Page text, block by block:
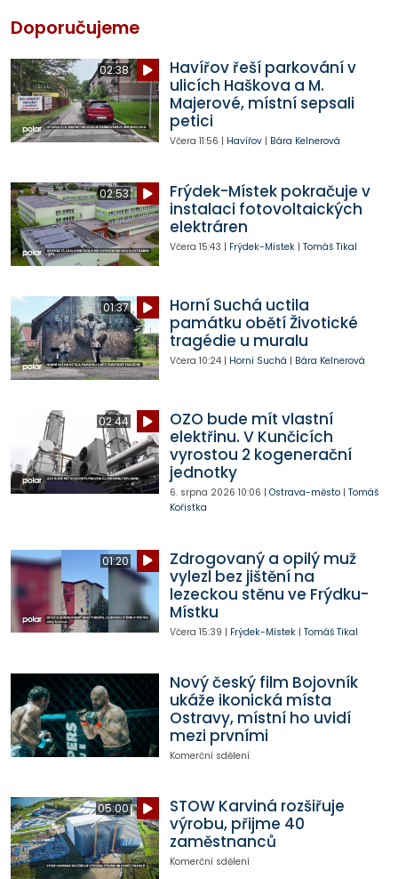
Doporučujeme
02:38
Havířov řeší parkování v
ulicích Haškova a M.
Majerové, místní sepsali
petici
Včera 11:56 | Havířov| Bára Kelnerová
02:53
Frýdek-Místek pokračuje v
instalaci fotovoltaických
elektráren
Včera 15:43 | Frýdek-Místek| Tomáš Tikal
01:37
Horní Suchá uctila
památku obětí Životické
tragédie u muralu
Včera 10:24| Horní Suchá | Bára Kelnerová
02:44
OZO bude mít vlastní
elektřinu. V Kunčicích
vyrostou 2 kogenerační
jednotky
6. srpna 2026 10:06 | Ostrava-město| Tomáš
Kořistka
01:20
Zdrogovaný a opilý muž
vylezl bez jištění na
lezeckou stěnu ve Frýdku-
Místku
Včera 15:39 | Frýdek-Místek| Tomáš Tikal
Nový český film Bojovník
ukáže ikonická místa
Ostravy, místní ho uvidí
mezi prvními
Komerční sdělení
05:00
STOW Karviná rozšiřuje
výrobu, přijme 40
zaměstnanců
Komerční sdělení